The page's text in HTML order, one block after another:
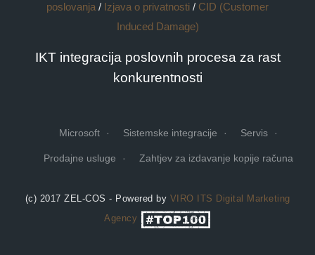
poslovanja / Izjava o privatnosti / CID (Customer
Induced Damage)
IKT integracija poslovnih procesa za rast
konkurentnosti
Microsoft Sistemske integracije Servis
Prodajne usluge Zahtjev za izdavanje kopije računa
(c) 2017 ZEL-COS - Powered by VIRO ITS Digital Marketing
Agency